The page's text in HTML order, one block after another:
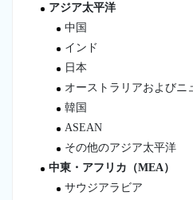
アジア太平洋
中国
インド
日本
オーストラリアおよびニ
韓国
ASEAN
その他のアジア太平洋
中東・アフリカ（MEA）
サウジアラビア